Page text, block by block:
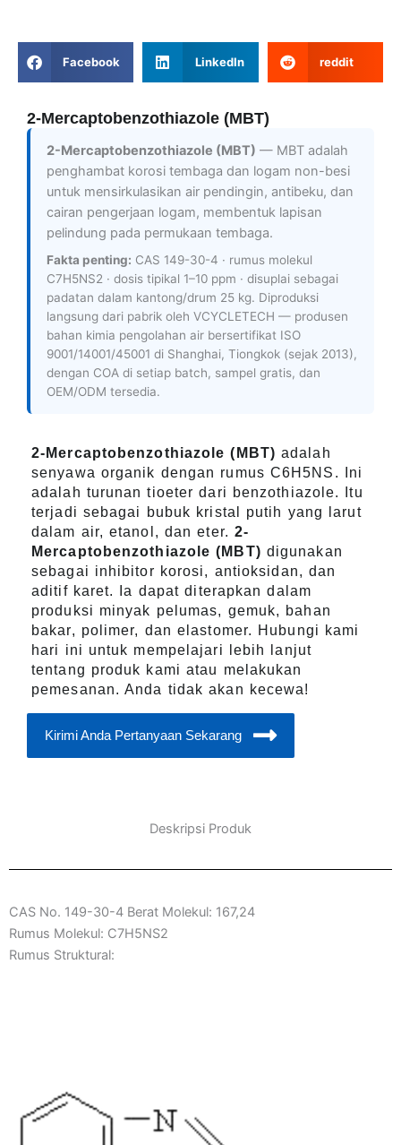
Facebook LinkedIn reddit
2-Mercaptobenzothiazole (MBT)
2-Mercaptobenzothiazole (MBT) — MBT adalah
penghambat korosi tembaga dan logam non-besi
untuk mensirkulasikan air pendingin, antibeku, dan
cairan pengerjaan logam, membentuk lapisan
pelindung pada permukaan tembaga.
Fakta penting: CAS 149-30-4 · rumus molekul
C7H5NS2 · dosis tipikal 1–10 ppm · disuplai sebagai
padatan dalam kantong/drum 25 kg. Diproduksi
langsung dari pabrik oleh VCYCLETECH — produsen
bahan kimia pengolahan air bersertifikat ISO
9001/14001/45001 di Shanghai, Tiongkok (sejak 2013),
dengan COA di setiap batch, sampel gratis, dan
OEM/ODM tersedia.
2-Mercaptobenzothiazole (MBT) adalah
senyawa organik dengan rumus C6H5NS. Ini
adalah turunan tioeter dari benzothiazole. Itu
terjadi sebagai bubuk kristal putih yang larut
dalam air, etanol, dan eter. 2-
Mercaptobenzothiazole (MBT) digunakan
sebagai inhibitor korosi, antioksidan, dan
aditif karet. Ia dapat diterapkan dalam
produksi minyak pelumas, gemuk, bahan
bakar, polimer, dan elastomer. Hubungi kami
hari ini untuk mempelajari lebih lanjut
tentang produk kami atau melakukan
pemesanan. Anda tidak akan kecewa!
Kirimi Anda Pertanyaan Sekarang
Deskripsi Produk
CAS No. 149-30-4 Berat Molekul: 167,24
Rumus Molekul: C7H5NS2
Rumus Struktural: